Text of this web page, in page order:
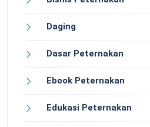
Daging
Dasar Peternakan
Ebook Peternakan
Edukasi Peternakan